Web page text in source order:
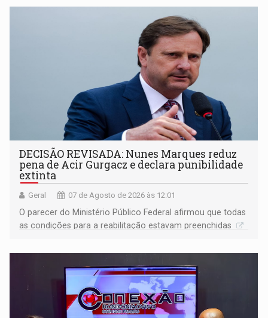
DECISÃO REVISADA: Nunes Marques reduz
pena de Acir Gurgacz e declara punibilidade
extinta
Geral 07 de Agosto de 2026 às 12:01
O parecer do Ministério Público Federal afirmou que todas
as condições para a reabilitação estavam preenchidas